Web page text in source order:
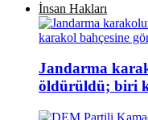
İnsan Hakları
Jandarma
öldürüldü; biri